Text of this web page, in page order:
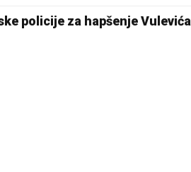
policije za hapšenje Vulevića